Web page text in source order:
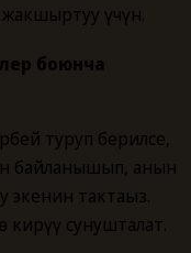
үчүн.
боюнча
туруп берилсе,
байланышып, анын
тактаңыз.
кирүү сунушталат.